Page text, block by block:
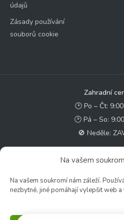
Na vašem
Na vašem soukromí nám záleží.
nezbytné, jiné pomáhají vylepšit web a
údajů
Zásady používání
souborů cookie
Zahradní
🕑 Po – Čt:
🕑 Pá – So:
🚫 Neděle:
🕑 So: 9:00